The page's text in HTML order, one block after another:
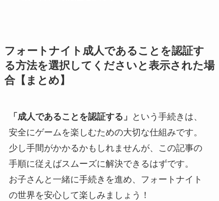
フォートナイト成人であることを認証す
る方法を選択してくださいと表示された場
合【まとめ】
「成人であることを認証する」
という手続きは、
安全にゲームを楽しむための大切な仕組みです。
少し手間がかかるかもしれませんが、この記事の
手順に従えばスムーズに解決できるはずです。
お子さんと一緒に手続きを進め、フォートナイト
の世界を安心して楽しみましょう！